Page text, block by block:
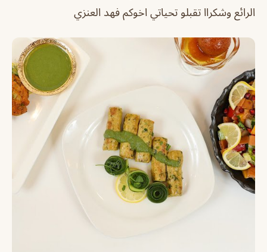
الرائع وشكراا تقبلو تحياتي اخوكم فهد العنزي